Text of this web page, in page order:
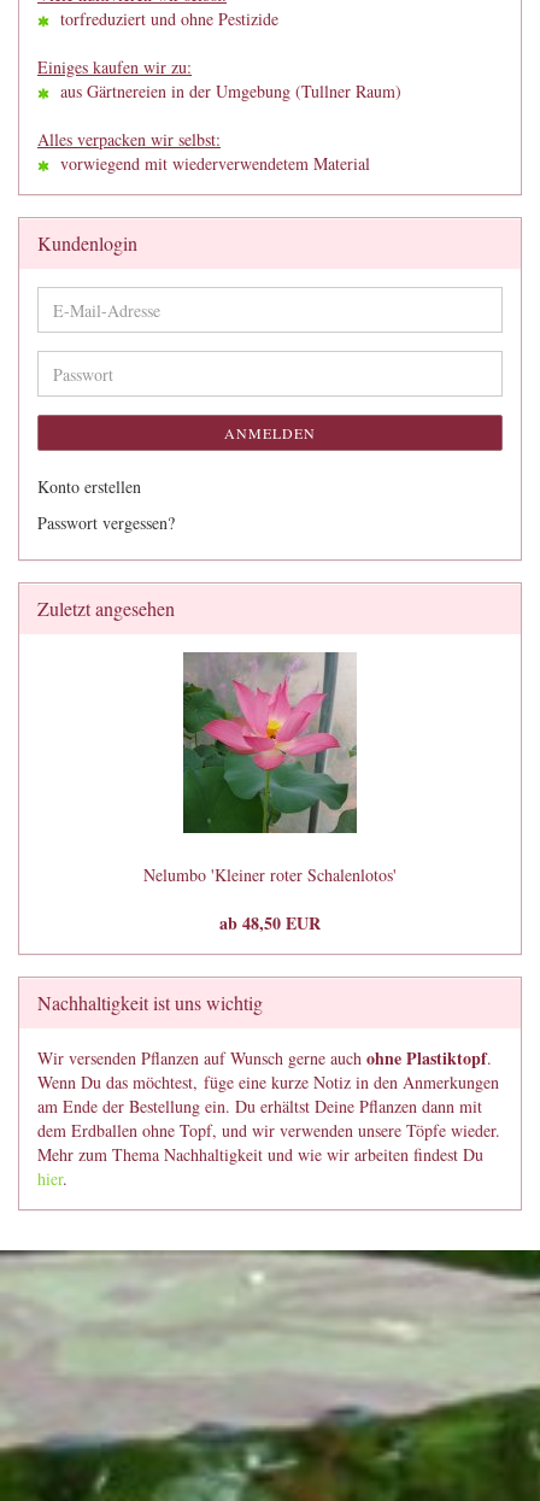
torfreduziert und ohne Pestizide
Einiges kaufen wir zu:
aus Gärtnereien in der Umgebung (Tullner Raum)
Alles verpacken wir selbst:
vorwiegend mit wiederverwendetem Material
Kundenlogin
E-
Mail-
Adresse
Passwort
ANMELDEN
Konto erstellen
Passwort vergessen?
Zuletzt angesehen
Nelumbo 'Kleiner roter Schalenlotos'
ab 48,50 EUR
Nachhaltigkeit ist uns wichtig
Wir versenden Pflanzen auf Wunsch gerne auch ohne Plastiktopf.
Wenn Du das möchtest, füge eine kurze Notiz in den Anmerkungen
am Ende der Bestellung ein. Du erhältst Deine Pflanzen dann mit
dem Erdballen ohne Topf, und wir verwenden unsere Töpfe wieder.
Mehr zum Thema Nachhaltigkeit und wie wir arbeiten findest Du
hier.